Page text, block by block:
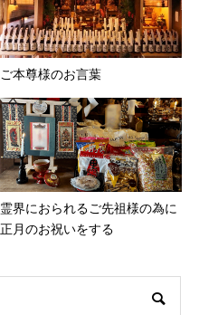
ご本尊様のお言葉
霊界におられるご先祖様の為に
正月のお祝いをする